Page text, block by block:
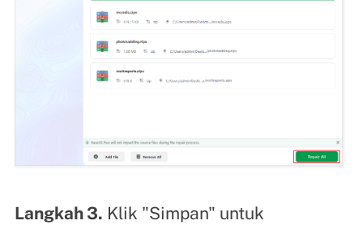
Langkah 3. Klik "Simpan" untuk